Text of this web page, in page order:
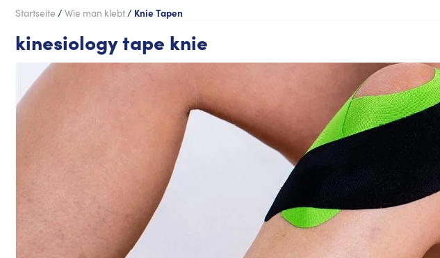
Startseite / Wie man klebt/ Knie Tapen
kinesiology tape knie